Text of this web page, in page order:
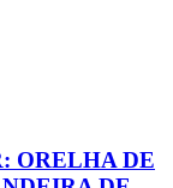
ORELHA DE